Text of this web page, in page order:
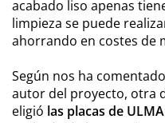
acabado liso apenas
limpieza se puede
ahorrando en costes de
Según nos ha
autor del proyecto, otra
eligió las placas de ULMA